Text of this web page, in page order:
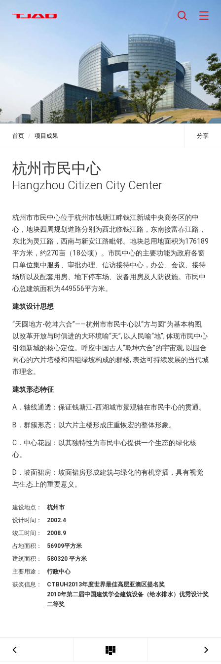
首页 项目成果 分享
杭州市民中心
Hangzhou Citizen City Center
杭州市市民中心位于杭州市钱塘江畔钱江新城中央商务区的中
心，地块四周规划道路分别为西北临钱江路，东南接富春江路，
东北为灵江路，西南与新安江路毗邻。地块总用地面积为176189
平方米，约270亩（18公顷）。市民中心的主要功能为政府各窗
口单位集中服务、审批办理、信访接待中心，办公、会议、接待
场所以及配套用房、地下停车场、设备用房及人防设施。市民中
心总建筑面积为449556平方米。
建筑设计思想
“天圆地方-乾坤六合”——杭州市市民中心以“方与圆”为基本构图,
以改革开放与时俱进的大环境喻“天”, 以人民喻“地”, 体现市民中心
引领新城的核心定位。呼应中国古人“乾坤六合”的宇宙观, 以围合
向心的六片塔楼和四组绿坡构成的群楼, 表达可持续发展的当代城
市理念。
建筑形态特征
A．轴线通透：保证钱塘江-西湖城市景观轴在市民中心的贯通。
B．群簇形态：以六片主楼形成庄重恢宏的整体形象。
C．中心花园：以其独特性为市民中心提供一个生态的绿化核
心。
D ．坡面裙房：坡面裙房形成建筑与绿化的有机穿插，具有视觉
与生态上的重要意义。
建设地点：
杭州市
设计时间：
2002.4
竣工时间：
2008.9
占地面积：
56909平方米
建筑面积：
580320 平方米
主要用途：
行政中心
获奖信息：
CTBUH2013年度世界最佳高层亚澳区提名奖
2010年第二届中国建筑学会建筑设备（给水排水）优秀设计奖
二等奖